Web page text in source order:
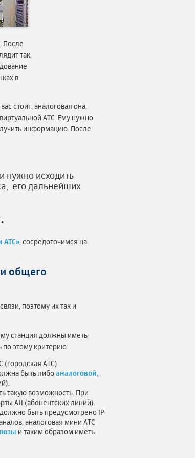
После
так,
в
стоит, аналоговая она,
АТС. Ему нужно
информацию. После
нужно исходить
его дальнейших
АТС» , сосредоточимся на
общего
поэтому их так и
станция должны иметь
этому критерию.
(городская АТС)
быть либоаналоговой,
такую возможность. При
АЛ (абонентских линий).
быть предусмотрено IP
аналоговая мини АТС
и таким образом иметь